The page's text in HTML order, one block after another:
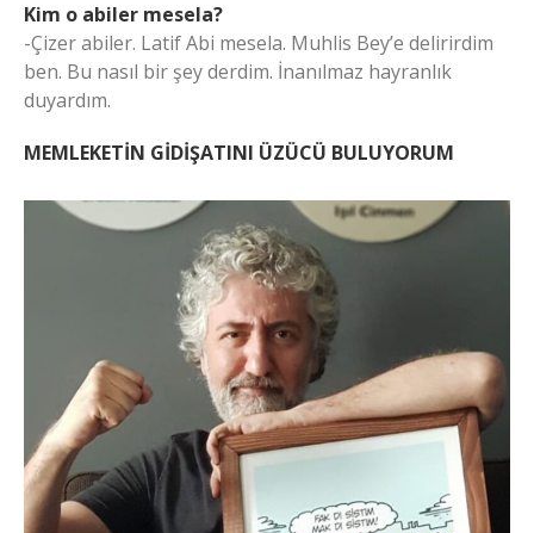
Kim o abiler mesela?
-Çizer abiler. Latif Abi mesela. Muhlis Bey’e delirirdim
ben. Bu nasıl bir şey derdim. İnanılmaz hayranlık
duyardım.
MEMLEKETİN GİDİŞATINI ÜZÜCÜ BULUYORUM